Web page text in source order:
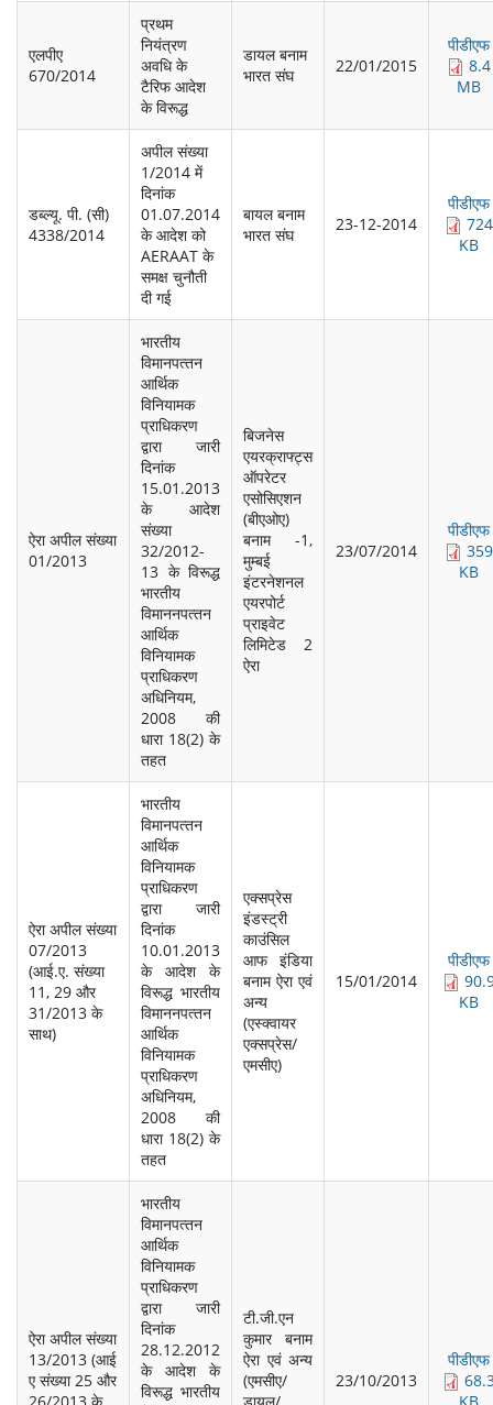
एलपीए
670/2014
प्रथम
नियंत्रण
अवधि के
टैरिफ आदेश
के विरूद्ध
डायल बनाम
भारत संघ
22/01/2015
पीडीएफ
8.4
MB
डब्‍ल्‍यू. पी. (सी)
4338/2014
अपील संख्‍या
1/2014 में
दिनांक
01.07.2014
के आदेश को
AERAAT के
समक्ष चुनौती
दी गई
बायल बनाम
भारत संघ
23-12-2014
पीडीएफ
724
KB
ऐरा अपील संख्‍या
01/2013
भारतीय
विमानपत्‍तन
आर्थिक
विनियामक
प्राधिकरण
द्वारा जारी
दिनांक
15.01.2013
के आदेश
संख्‍या
32/2012-
13 के विरूद्ध
भारतीय
विमाननपत्‍तन
आर्थिक
विनियामक
प्राधिकरण
अधिनियम,
2008 की
धारा 18(2) के
तहत
बिजनेस
एयरक्राफ्ट्स
ऑपरेटर
एसोसिएशन
(बीएओए)
बनाम -1,
मुम्‍बई
इंटरनेशनल
एयरपोर्ट
प्राइवेट
लिमिटेड 2
ऐरा
23/07/2014
पीडीएफ
359
KB
ऐरा अपील संख्‍या
07/2013
(आई.ए. संख्‍या
11, 29 और
31/2013 के
साथ)
भारतीय
विमानपत्‍तन
आर्थिक
विनियामक
प्राधिकरण
द्वारा जारी
दिनांक
10.01.2013
के आदेश के
विरूद्ध भारतीय
विमाननपत्‍तन
आर्थिक
विनियामक
प्राधिकरण
अधिनियम,
2008 की
धारा 18(2) के
तहत
एक्‍सप्रेस
इंडस्‍ट्री
काउंसिल
आफ इंडिया
बनाम ऐरा एवं
अन्‍य
(एस्‍क्‍वायर
एक्‍सप्रेस/
एमसीए)
15/01/2014
पीडीएफ
KB
ऐरा अपील संख्‍या
13/2013 (आई
ए संख्‍या 25 और
भारतीय
विमानपत्‍तन
आर्थिक
विनियामक
प्राधिकरण
द्वारा जारी
दिनांक
28.12.2012
के आदेश के
विरूद्ध भारतीय
टी.जी.एन
कुमार बनाम
ऐरा एवं अन्‍य
(एमसीए/
23/10/2013
पीडीएफ